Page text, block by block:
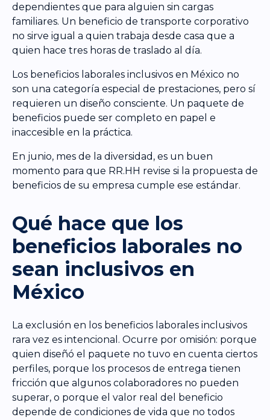
dependientes que para alguien sin cargas
familiares. Un beneficio de transporte corporativo
no sirve igual a quien trabaja desde casa que a
quien hace tres horas de traslado al día.
Los beneficios laborales inclusivos en México no
son una categoría especial de prestaciones, pero sí
requieren un diseño consciente. Un paquete de
beneficios puede ser completo en papel e
inaccesible en la práctica.
En junio, mes de la diversidad, es un buen
momento para que RR.HH revise si la propuesta de
beneficios de su empresa cumple ese estándar.
Qué hace que los
beneficios laborales no
sean inclusivos en
México
La exclusión en los beneficios laborales inclusivos
rara vez es intencional. Ocurre por omisión: porque
quien diseñó el paquete no tuvo en cuenta ciertos
perfiles, porque los procesos de entrega tienen
fricción que algunos colaboradores no pueden
superar, o porque el valor real del beneficio
depende de condiciones de vida que no todos